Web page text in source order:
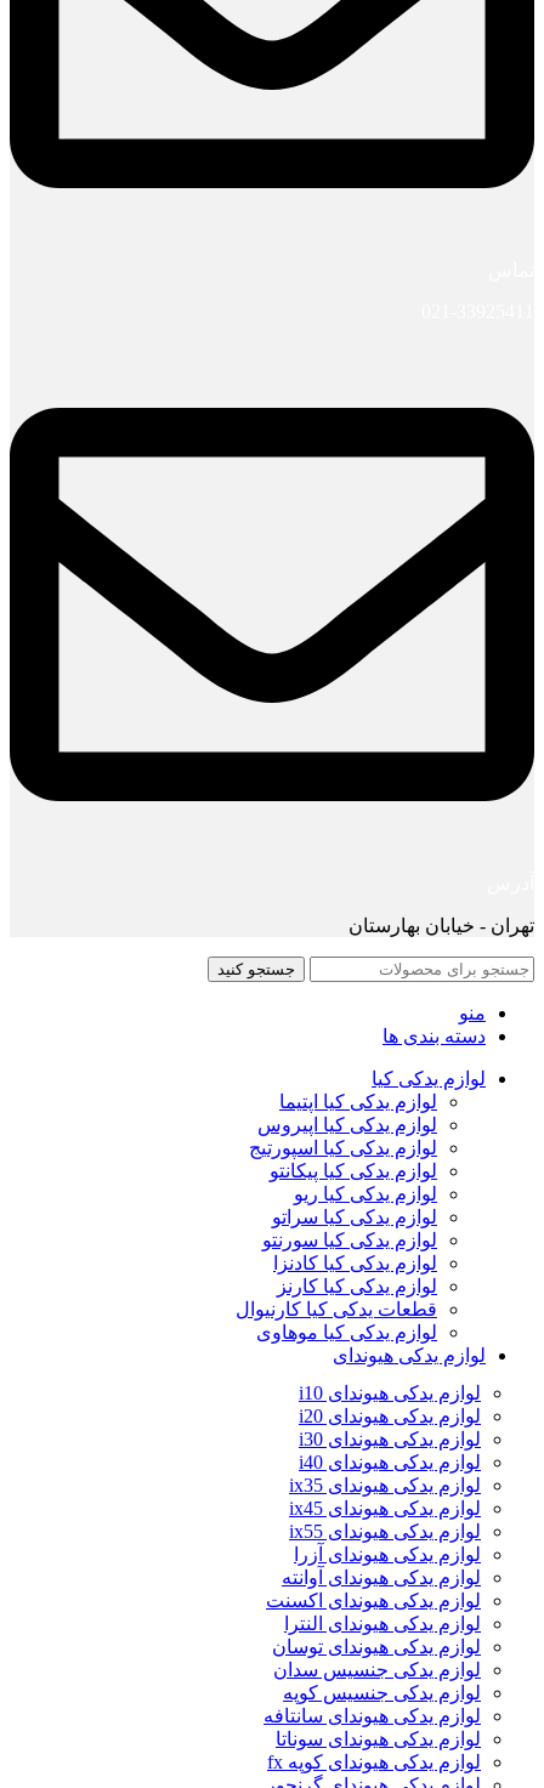
تهران - خیابان بهارستان
جستجو کنید
منو
دسته بندی ها
لوازم یدکی کیا
لوازم یدکی کیا اپتیما
لوازم یدکی کیا اپیروس
لوازم یدکی کیا اسپورتیج
لوازم یدکی کیا پیکانتو
لوازم یدکی کیا ریو
لوازم یدکی کیا سراتو
لوازم یدکی کیا سورنتو
لوازم یدکی کیا کادنزا
لوازم یدکی کیا کارنز
قطعات یدکی کیا کارنیوال
لوازم یدکی کیا موهاوی
لوازم یدکی هیوندای
لوازم یدکی هیوندای i10
لوازم یدکی هیوندای i20
لوازم یدکی هیوندای i30
لوازم یدکی هیوندای i40
لوازم یدکی هیوندای ix35
لوازم یدکی هیوندای ix45
لوازم یدکی هیوندای ix55
لوازم یدکی هیوندای آزرا
لوازم یدکی هیوندای آوانته
لوازم یدکی هیوندای اکسنت
لوازم یدکی هیوندای النترا
لوازم یدکی هیوندای توسان
لوازم یدکی جنسیس سدان
لوازم یدکی جنسیس کوپه
لوازم یدکی هیوندای سانتافه
لوازم یدکی هیوندای سوناتا
لوازم یدکی هیوندای کوپه fx